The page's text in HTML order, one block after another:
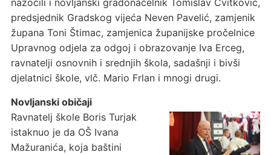
predsjednik Gradskog vijeća Neven Pavelić, zamjenik
župana Toni Štimac, zamjenica županijske pročelnice
Upravnog odjela za odgoj i obrazovanje Iva Erceg,
ravnatelji osnovnih i srednjih škola, sadašnji i bivši
djelatnici škole, vlč. Mario Frlan i mnogi drugi.
Novljanski običaji
Ravnatelj škole Boris Turjak
istaknuo je da OŠ Ivana
Mažuranića, koja baštini